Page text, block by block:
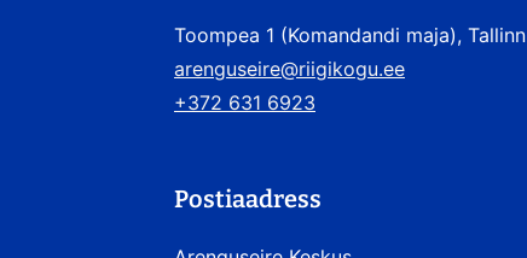
Toompea 1 (Komandandi maja), Tallinn
arenguseire@riigikogu.ee
+372 631 6923
Postiaadress